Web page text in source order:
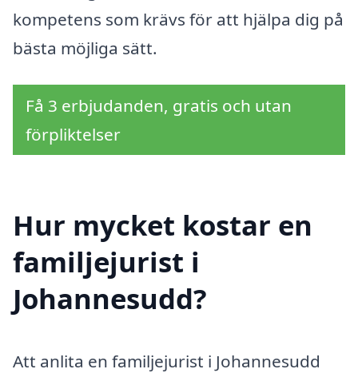
kompetens som krävs för att hjälpa dig på
bästa möjliga sätt.
Få 3 erbjudanden, gratis och utan
förpliktelser
Hur mycket kostar en
familjejurist i
Johannesudd?
Att anlita en familjejurist i Johannesudd